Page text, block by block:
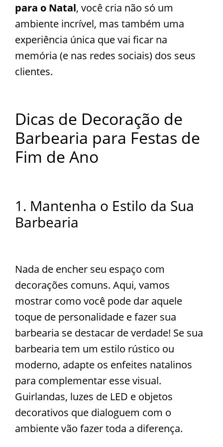
para o Natal, você cria não só um
ambiente incrível, mas também uma
experiência única que vai ficar na
memória (e nas redes sociais) dos seus
clientes.
Dicas de Decoração de
Barbearia para Festas de
Fim de Ano
1. Mantenha o Estilo da Sua
Barbearia
Nada de encher seu espaço com
decorações comuns. Aqui, vamos
mostrar como você pode dar aquele
toque de personalidade e fazer sua
barbearia se destacar de verdade! Se sua
barbearia tem um estilo rústico ou
moderno, adapte os enfeites natalinos
para complementar esse visual.
Guirlandas, luzes de LED e objetos
decorativos que dialoguem com o
ambiente vão fazer toda a diferença.